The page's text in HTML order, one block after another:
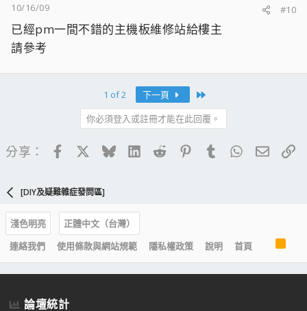
10/16/09
#10
已經pm一間不錯的主機板維修站給樓主
請參考
1 of 2 下一頁
你必須登入或註冊才能在此回覆。
分享： FacebookBlueskyLinkedIn
Reddit PinterestTumblrWhatsApp
電子
[DIY及疑難雜症發問區]
淺色明亮
正體中文（台灣）
連絡我們
使用條款與網站規範 隱私權政策 說明 首頁
S
論壇統計